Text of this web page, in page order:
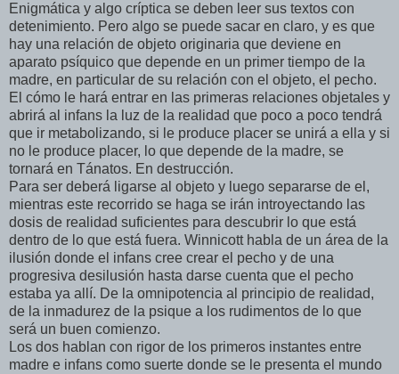
Enigmática y algo críptica se deben leer sus textos con
detenimiento. Pero algo se puede sacar en claro, y es que
hay una relación de objeto originaria que deviene en
aparato psíquico que depende en un primer tiempo de la
madre, en particular de su relación con el objeto, el pecho.
El cómo le hará entrar en las primeras relaciones objetales y
abrirá al infans la luz de la realidad que poco a poco tendrá
que ir metabolizando, si le produce placer se unirá a ella y si
no le produce placer, lo que depende de la madre, se
tornará en Tánatos. En destrucción.
Para ser deberá ligarse al objeto y luego separarse de el,
mientras este recorrido se haga se irán introyectando las
dosis de realidad suficientes para descubrir lo que está
dentro de lo que está fuera. Winnicott habla de un área de la
ilusión donde el infans cree crear el pecho y de una
progresiva desilusión hasta darse cuenta que el pecho
estaba ya allí. De la omnipotencia al principio de realidad,
de la inmadurez de la psique a los rudimentos de lo que
será un buen comienzo.
Los dos hablan con rigor de los primeros instantes entre
madre e infans como suerte donde se le presenta el mundo